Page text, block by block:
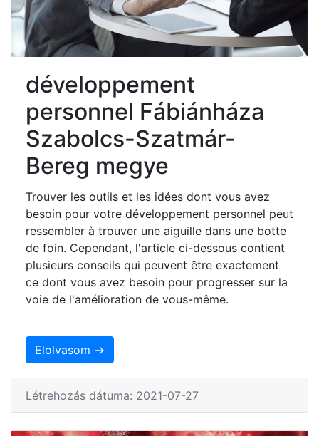
développement
personnel Fábiánháza
Szabolcs-Szatmár-
Bereg megye
Trouver les outils et les idées dont vous avez
besoin pour votre développement personnel peut
ressembler à trouver une aiguille dans une botte
de foin. Cependant, l'article ci-dessous contient
plusieurs conseils qui peuvent être exactement
ce dont vous avez besoin pour progresser sur la
voie de l'amélioration de vous-même.
Elolvasom →
Létrehozás dátuma: 2021-07-27